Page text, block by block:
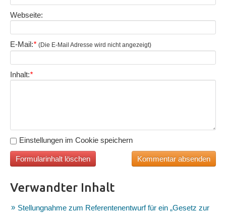
Webseite:
E-Mail:* (Die E-Mail Adresse wird nicht angezeigt)
Inhalt:*
Einstellungen im Cookie speichern
Verwandter Inhalt
Stellungnahme zum Referentenentwurf für ein „Gesetz zur